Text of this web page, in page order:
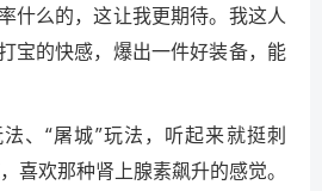
什么的，这让我更期待。我这人
宝的快感，爆出一件好装备，能
、“屠城”玩法，听起来就挺刺
喜欢那种肾上腺素飙升的感觉。